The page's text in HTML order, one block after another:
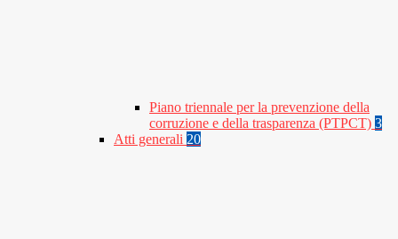
Piano triennale per la prevenzione della
corruzione e della trasparenza (PTPCT) 3
Atti generali 20